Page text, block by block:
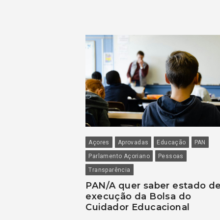
Açores Aprovadas Educação
PAN
Parlamento Açoriano
Pessoas
Transparência
PAN/A quer saber estado
execução da Bolsa do
Cuidador Educacional